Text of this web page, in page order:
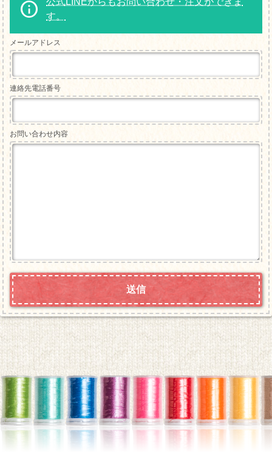
す。
メールアドレス
連絡先電話番号
お問い合わせ内容